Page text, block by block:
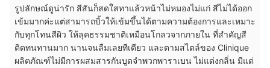
รูปลักษณ์ดูน่ารัก สีสันก็สดใสทาแล้วหน้าไม่หมองไม่แก่ สีไม่ได้ออก
เข้มมากค่ะแต่สามารถบิ้วให้เข้มขึ้นได้ตามความต้องการและเหมาะ
กับทุกโทนสีผิว ให้ลุคธรรมชาติเหมือนโกลวจากภายใน ที่สำคัญสี
ติดทนทานมาก นานจนลืมเลยทีเดียว และตามสไตล์ของ Clinique
ผลิตภัณฑ์ไม่มีการผสมสารกันบูดจำพวกพาราเบน ไม่แต่งกลิ่น มีแต่